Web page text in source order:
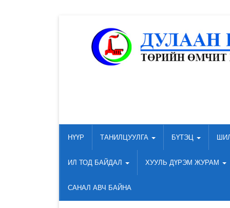
НҮҮР ТАНИЛЦУУЛГА БҮТЭЦ
ИЛ ТОД БАЙДАЛ ХУУЛЬ ДҮРЭМ ЖУРАМ
САНАЛ АВЧ БАЙНА